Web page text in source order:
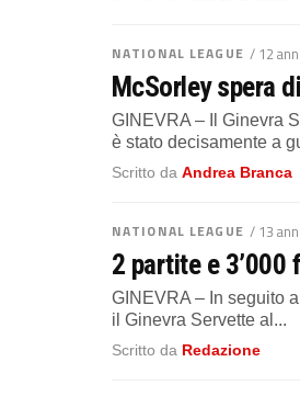
NATIONAL LEAGUE / 12
McSorley spera
GINEVRA – Il Ginevra
è stato decisamente a
Scritto da Andrea Branca
NATIONAL LEAGUE / 13
2 partite e 3’000
GINEVRA – In seguito
il Ginevra Servette al...
Scritto da Redazione